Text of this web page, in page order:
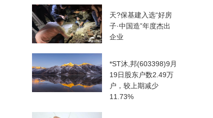
天?保基建入选“好房
子·中国造”年度杰出
企业
*ST沐,邦(603398)9月
19日股东户数2.49万
户，较上期减少
11.73%